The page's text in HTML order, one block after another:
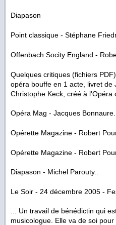
Diapason
Point classique - Stéphane
Offenbach Socity England -
Quelques critiques (fichiers
opéra bouffe en 1 acte, livret de
Christophe Keck, créé à
Opéra Mag - Jacques Bonnaure.
Opérette Magazine - Robert
Opérette Magazine - Robert
Diapason - Michel Parouty..
Le Soir - 24 décembre 2005 -
... Un travail de bénédictin qui
musicologue. Elle va de soi